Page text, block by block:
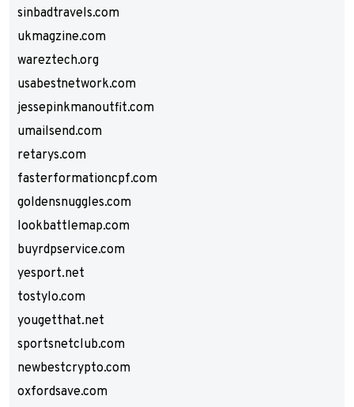
sinbadtravels.com
ukmagzine.com
wareztech.org
usabestnetwork.com
jessepinkmanoutfit.com
umailsend.com
retarys.com
fasterformationcpf.com
goldensnuggles.com
lookbattlemap.com
buyrdpservice.com
yesport.net
tostylo.com
yougetthat.net
sportsnetclub.com
newbestcrypto.com
oxfordsave.com